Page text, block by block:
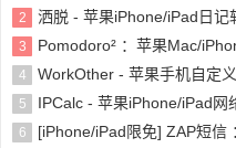
2 洒脱 - 苹果iPhone/iPad日记
3 Pomodoro² ：苹果Mac/iPhone/
4 WorkOther - 苹果手机自定
5 IPCalc - 苹果iPhone/iPad网
6 [iPhone/iPad限免] ZAP短信 ：